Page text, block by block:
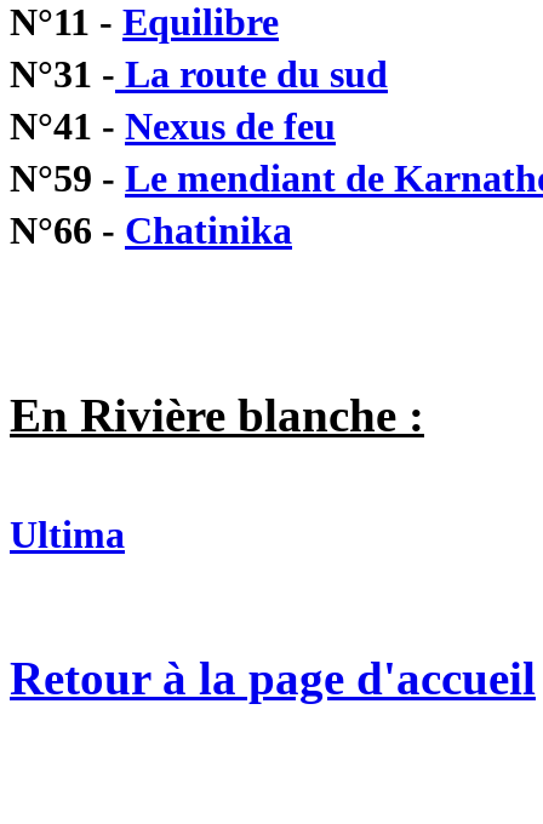
N°11 - Equilibre
N°31 - La route du sud
N°41 - Nexus de feu
N°59 - Le mendiant de
N°66 - Chatinika
En Rivière blanche :
Ultima
Retour à la page d'accueil